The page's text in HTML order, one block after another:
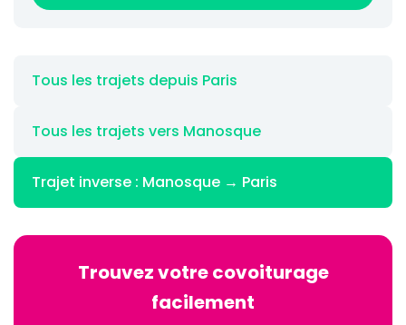
Tous les trajets depuis Paris
Tous les trajets vers Manosque
Trajet inverse : Manosque → Paris
Trouvez votre covoiturage
facilement